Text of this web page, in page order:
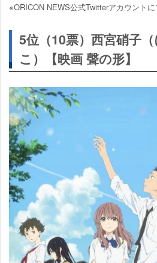
※ORICON NEWS公式Twitterアカウント
5位（10票）西宮硝子
こ）【映画 聲の形】